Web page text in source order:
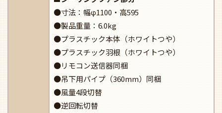
●寸法：幅φ1100・高595
●製品重量：6.0kg
●プラスチック本体（ホワイトつや）
●プラスチック羽根（ホワイトつや）
●リモコン送信器同梱
●吊下用パイプ（360mm）同梱
●風量4段切替
●逆回転切替